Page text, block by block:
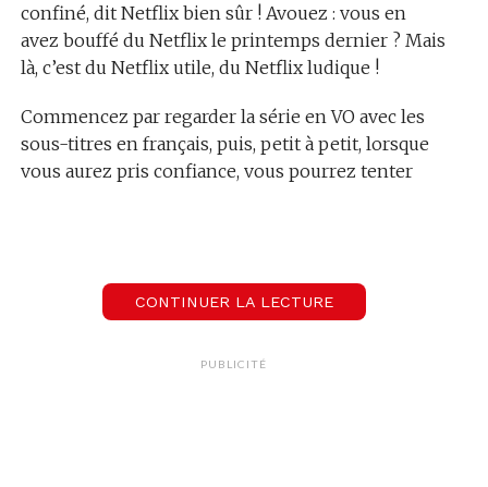
confiné, dit Netflix bien sûr ! Avouez : vous en
avez bouffé du Netflix le printemps dernier ? Mais
là, c’est du Netflix utile, du Netflix ludique !
Commencez par regarder la série en VO avec les
sous-titres en français, puis, petit à petit, lorsque
vous aurez pris confiance, vous pourrez tenter
plus adaptées pour apprendre l’allemand en toute
CONTINUER LA LECTURE
PUBLICITÉ